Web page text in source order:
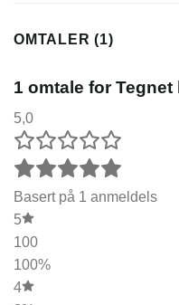
OMTALER (1)
1 omtale forTegnet
5,0
Basert på 1 anmeldels
5
100
100%
4